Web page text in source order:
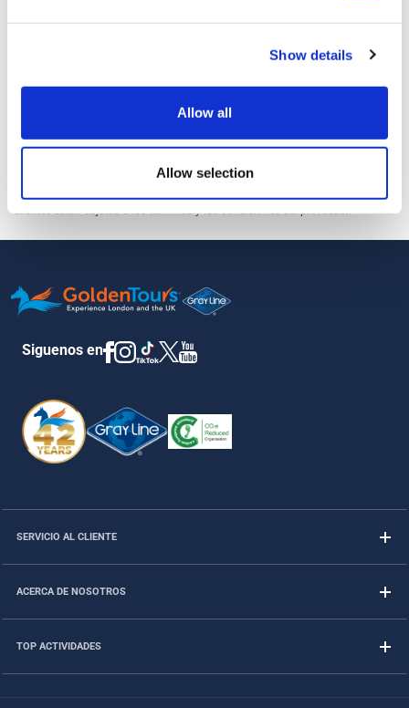
Show details
Allow all
Allow selection
Una vez reservado, este producto no puede ser cancelado o
Aceptamos niños entre los 12 y los 15 años
clientes están sujetos a los términos y las condiciones del proveedor.
Siguenos en
SERVICIO AL CLIENTE
ACERCA DE NOSOTROS
TOP ACTIVIDADES